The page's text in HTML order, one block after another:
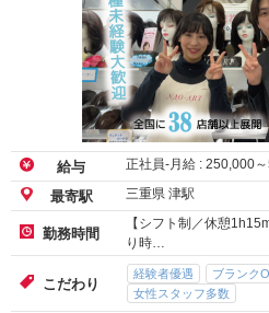
給与 正社員-月給 : 250,000～
最寄駅 三重県 津駅
勤務時間
【シフト制／休憩
り時…
こだわり
経験者優遇 ブランク
女性スタッフ多数